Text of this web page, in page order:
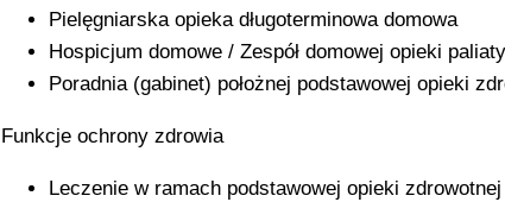
Pielęgniarska opieka długoterminowa domowa
Hospicjum domowe / Zespół domowej opieki
Poradnia (gabinet) położnej podstawowej opieki
Funkcje ochrony zdrowia
Leczenie w ramach podstawowej opieki zdrowotnej